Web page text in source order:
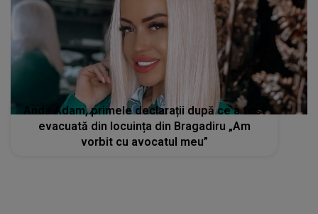
Anda Adam, primele declarații după ce a fost
evacuată din locuința din Bragadiru „Am
vorbit cu avocatul meu”